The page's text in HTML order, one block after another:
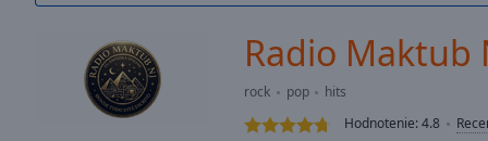
Radio Maktub
rock pop
hits
Hodnotenie:4.8